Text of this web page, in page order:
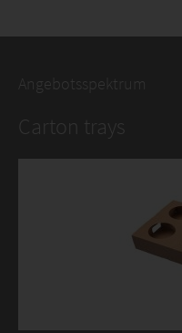
Angebotsspektrum
Carton trays